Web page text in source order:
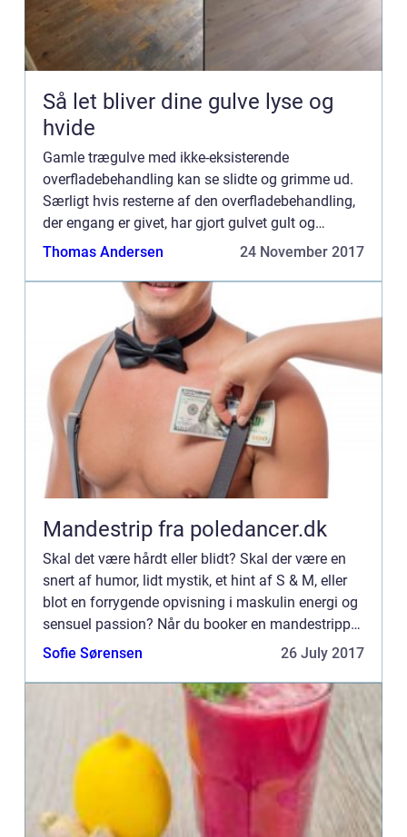
Så let bliver dine gulve lyse og
hvide
Gamle trægulve med ikke-eksisterende
overfladebehandling kan se slidte og grimme ud.
Særligt hvis resterne af den overfladebehandling,
der engang er givet, har gjort gulvet gult og
glinsende. Men en billig gulvafslibninger faktisk
Thomas Andersen 24 November 2017
Mandestrip fra poledancer.dk
Skal det være hårdt eller blidt? Skal der være en
snert af humor, lidt mystik, et hint af S & M, eller
blot en forrygende opvisning i maskulin energi og
sensuel passion? Når du booker en mandestripper
hos poledancer.dk/mandestrip er det dig der b...
Sofie Sørensen 26 July 2017